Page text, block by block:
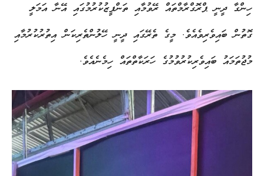
ހިންގާ ދީނީ ޕްރޮގްރާމްތައް ރޭވުމާއި ތަންފީޒުކުރުމުގައި އޭނާ އަމަލީ
ގޮތުން ބައިވެރިވެއެވެ. މީގެ ތެރޭގައި ދީނީ ހޭލުންތެރިކަން އިތުރުކުރުމާއި
މުޖުތަމައު ބައިވެރިކުރުވުމުގެ ހަރަކާތްތައް ހިމެނެއެވެ.